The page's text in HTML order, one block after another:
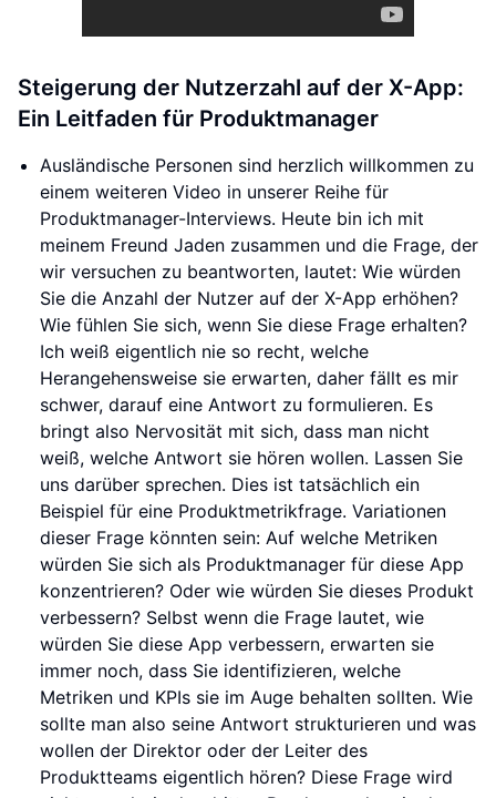
Steigerung der Nutzerzahl auf der X-App:
Ein Leitfaden für Produktmanager
Ausländische Personen sind herzlich willkommen zu
einem weiteren Video in unserer Reihe für
Produktmanager-Interviews. Heute bin ich mit
meinem Freund Jaden zusammen und die Frage, der
wir versuchen zu beantworten, lautet: Wie würden
Sie die Anzahl der Nutzer auf der X-App erhöhen?
Wie fühlen Sie sich, wenn Sie diese Frage erhalten?
Ich weiß eigentlich nie so recht, welche
Herangehensweise sie erwarten, daher fällt es mir
schwer, darauf eine Antwort zu formulieren. Es
bringt also Nervosität mit sich, dass man nicht
weiß, welche Antwort sie hören wollen. Lassen Sie
uns darüber sprechen. Dies ist tatsächlich ein
Beispiel für eine Produktmetrikfrage. Variationen
dieser Frage könnten sein: Auf welche Metriken
würden Sie sich als Produktmanager für diese App
konzentrieren? Oder wie würden Sie dieses Produkt
verbessern? Selbst wenn die Frage lautet, wie
würden Sie diese App verbessern, erwarten sie
immer noch, dass Sie identifizieren, welche
Metriken und KPIs sie im Auge behalten sollten. Wie
sollte man also seine Antwort strukturieren und was
wollen der Direktor oder der Leiter des
Produktteams eigentlich hören? Diese Frage wird